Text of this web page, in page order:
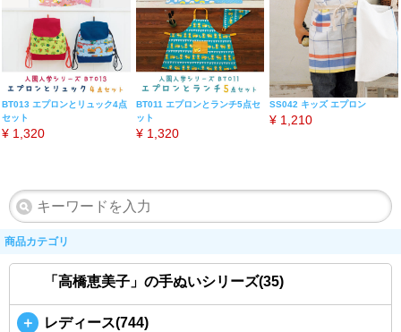
BT013 エプロンとリュック4点
セット
¥ 1,320
BT011 エプロンとランチ5点セ
ット
¥ 1,320
SS042 キッズ エプロン
¥ 1,210
商品カテゴリ
「高橋恵美子」の手ぬいシリーズ(35)
＋ レディース(744)